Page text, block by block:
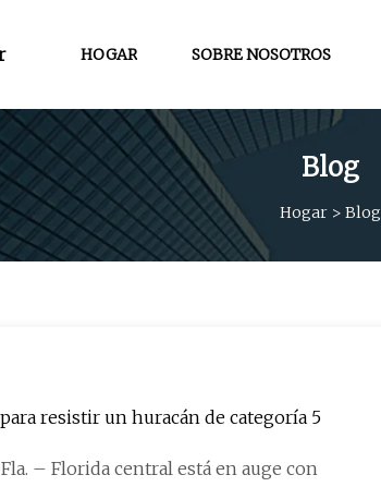
HOGAR SOBRE NOSOTROS
Blog
Hogar> Blog
resistir un huracán de categoría 5
– Florida central está en auge con